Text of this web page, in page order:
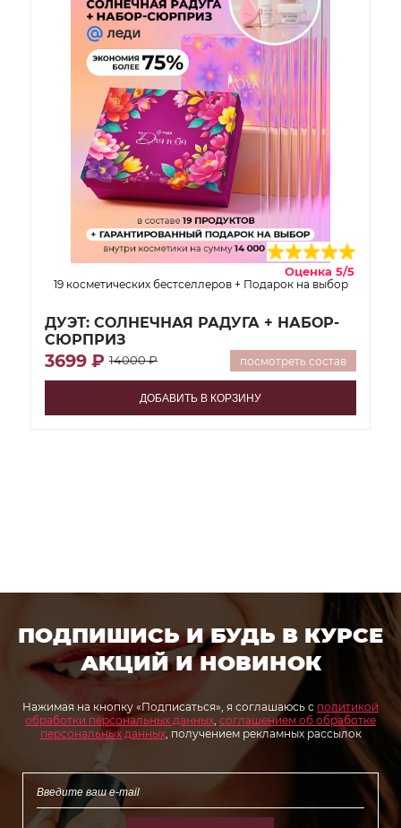
Оценка 5/5
19 косметических бестселлеров + Подарок на выбор
ДУЭТ: СОЛНЕЧНАЯ РАДУГА + НАБОР-
СЮРПРИЗ
3699 ₽ 14000 ₽ посмотреть состав
ДОБАВИТЬ В КОРЗИНУ
ПОДПИШИСЬ И БУДЬ В КУРСЕ
АКЦИЙ И НОВИНОК
Нажимая на кнопку «Подписаться», я соглашаюсь с политикой
обработки персональных данных, соглашением об обработке
персональных данных, получением рекламных рассылок